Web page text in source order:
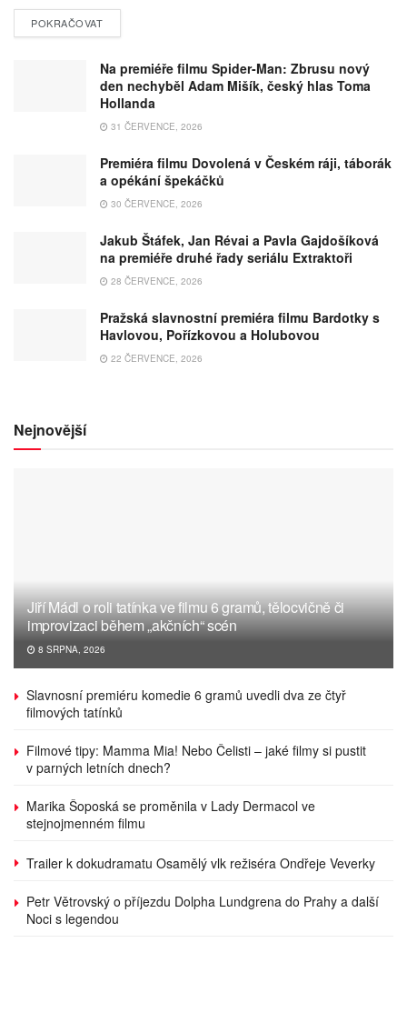
POKRAČOVAT
Na premiéře filmu Spider-Man: Zbrusu nový
den nechyběl Adam Mišík, český hlas Toma
Hollanda
31 ČERVENCE, 2026
Premiéra filmu Dovolená v Českém ráji, táborák
a opékání špekáčků
30 ČERVENCE, 2026
Jakub Štáfek, Jan Révai a Pavla Gajdošíková
na premiéře druhé řady seriálu Extraktoři
28 ČERVENCE, 2026
Pražská slavnostní premiéra filmu Bardotky s
Havlovou, Pořízkovou a Holubovou
22 ČERVENCE, 2026
Nejnovější
Jiří Mádl o roli tatínka ve filmu 6 gramů, tělocvičně či
improvizaci během „akčních“ scén
8 SRPNA, 2026
Slavnosní premiéru komedie 6 gramů uvedli dva ze čtyř
filmových tatínků
Filmové tipy: Mamma Mia! Nebo Čelisti – jaké filmy si pustit
v parných letních dnech?
Marika Šoposká se proměnila v Lady Dermacol ve
stejnojmenném filmu
Trailer k dokudramatu Osamělý vlk režiséra Ondřeje Veverky
Petr Větrovský o příjezdu Dolpha Lundgrena do Prahy a další
Noci s legendou